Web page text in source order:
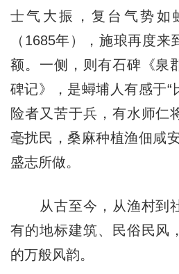
士气大振，复台气势如
（1685年），施琅再度
额。一侧，则有石碑《泉
碑记》，是蟳埔人有感于“
险者又苦于兵，有水师仁
毫扰民，桑麻种植渔佃咸
盛志所做。
从古至今，从渔村到
有的地标建筑、民俗民风
的万般风韵。